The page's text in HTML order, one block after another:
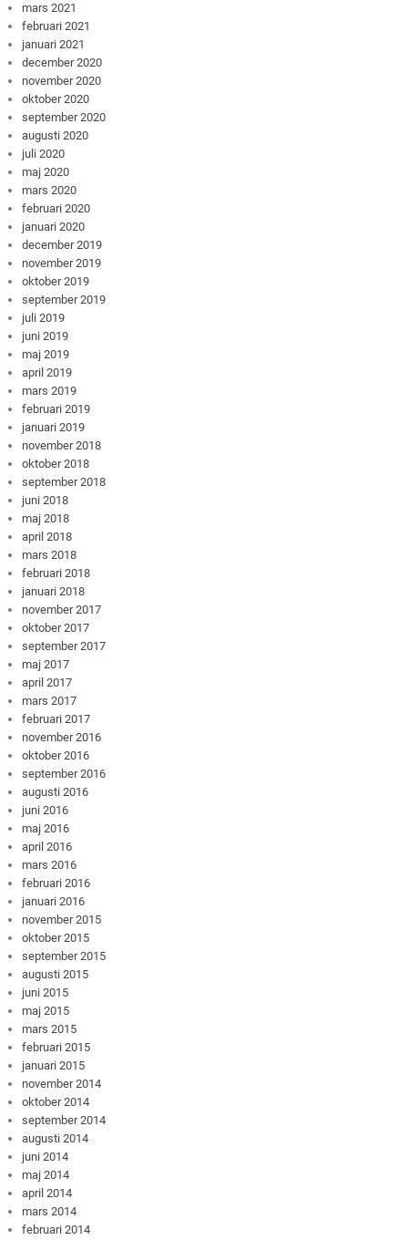
mars 2021
februari 2021
januari 2021
december 2020
november 2020
oktober 2020
september 2020
augusti 2020
juli 2020
maj 2020
mars 2020
februari 2020
januari 2020
december 2019
november 2019
oktober 2019
september 2019
juli 2019
juni 2019
maj 2019
april 2019
mars 2019
februari 2019
januari 2019
november 2018
oktober 2018
september 2018
juni 2018
maj 2018
april 2018
mars 2018
februari 2018
januari 2018
november 2017
oktober 2017
september 2017
maj 2017
april 2017
mars 2017
februari 2017
november 2016
oktober 2016
september 2016
augusti 2016
juni 2016
maj 2016
april 2016
mars 2016
februari 2016
januari 2016
november 2015
oktober 2015
september 2015
augusti 2015
juni 2015
maj 2015
mars 2015
februari 2015
januari 2015
november 2014
oktober 2014
september 2014
augusti 2014
juni 2014
maj 2014
april 2014
mars 2014
februari 2014